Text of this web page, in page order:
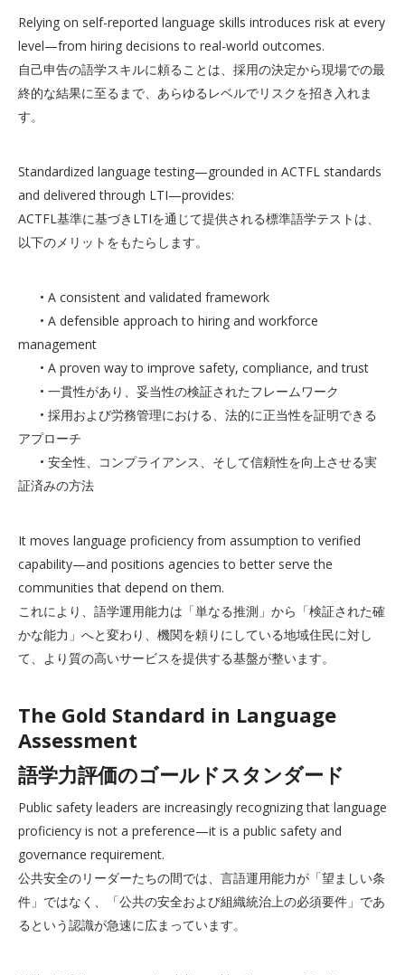
Relying on self-reported language skills introduces risk at every
level—from hiring decisions to real-world outcomes.
自己申告の語学スキルに頼ることは、採用の決定から現場での最
終的な結果に至るまで、あらゆるレベルでリスクを招き入れま
す。
Standardized language testing—grounded in ACTFL standards
and delivered through LTI—provides:
ACTFL基準に基づきLTIを通じて提供される標準語学テストは、
以下のメリットをもたらします。
• A consistent and validated framework
• A defensible approach to hiring and workforce
management
• A proven way to improve safety, compliance, and trust
• 一貫性があり、妥当性の検証されたフレームワーク
• 採用および労務管理における、法的に正当性を証明できる
アプローチ
• 安全性、コンプライアンス、そして信頼性を向上させる実
証済みの方法
It moves language proficiency from assumption to verified
capability—and positions agencies to better serve the
communities that depend on them.
これにより、語学運用能力は「単なる推測」から「検証された確
かな能力」へと変わり、機関を頼りにしている地域住民に対し
て、より質の高いサービスを提供する基盤が整います。
The Gold Standard in Language
Assessment
語学力評価のゴールドスタンダード
Public safety leaders are increasingly recognizing that language
proficiency is not a preference—it is a public safety and
governance requirement.
公共安全のリーダーたちの間では、言語運用能力が「望ましい条
件」ではなく、「公共の安全および組織統治上の必須要件」であ
るという認識が急速に広まっています。